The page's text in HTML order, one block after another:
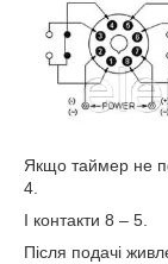
Якщо таймер не
4.
І контакти 8 – 5.
Після подачі